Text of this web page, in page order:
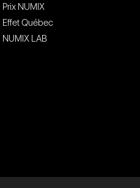
Prix NUMIX
Effet Québec
NUMIX LAB